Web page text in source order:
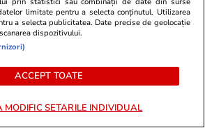
care a devenit
are propria
și câștigă
euro pe lună:
Dr. Răzvan
limitate pentru a selecta conținutul. Utilizarea
a selecta publicitatea. Date precise de geolocație
dispozitivului.
ACCEPT TOATE
MODIFIC SETARILE INDIVIDUAL